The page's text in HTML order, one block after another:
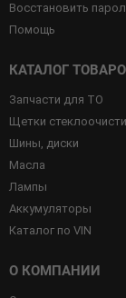
Восстановить
Помощь
КАТАЛОГ
Запчасти для ТО
Щетки
Шины, диски
Масла
Лампы
Аккумуляторы
Каталог по VIN
О КОМПАНИИ